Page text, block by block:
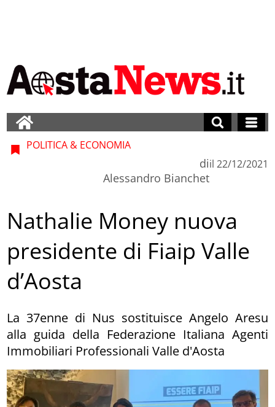
POLITICA & ECONOMIA
di
Alessandro Bianchet
il 22/12/2021
Nathalie Money nuova
presidente di Fiaip Valle
d’Aosta
La 37enne di Nus sostituisce Angelo Aresu
alla guida della Federazione Italiana Agenti
Immobiliari Professionali Valle d'Aosta